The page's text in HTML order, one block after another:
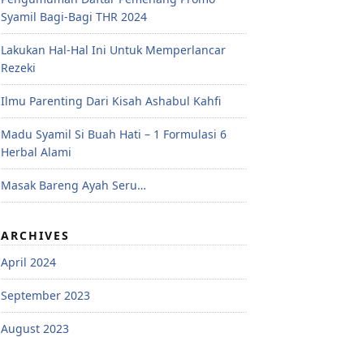
Syamil Bagi-Bagi THR 2024
Lakukan Hal-Hal Ini Untuk Memperlancar
Rezeki
Ilmu Parenting Dari Kisah Ashabul Kahfi
Madu Syamil Si Buah Hati – 1 Formulasi 6
Herbal Alami
Masak Bareng Ayah Seru…
ARCHIVES
April 2024
September 2023
August 2023